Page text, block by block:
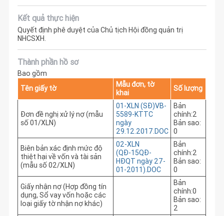
Kết quả thực hiện
Quyết định phê duyệt của Chủ tịch Hội đồng quản trị
NHCSXH.
Thành phần hồ sơ
Bao gồm
Tên giấy tờ
Mẫu đơn, tờ
khai
Số lượng
Đơn đề nghị xử lý nợ (mẫu
số 01/XLN)
01-XLN (SĐ)VB-
5589-KTTC
ngày
29.12.2017.DOC
Bản
chính:2
Bản sao:
0
Biên bản xác định mức độ
thiệt hại về vốn và tài sản
(mẫu số 02/XLN)
02-XLN
(QĐ-15QĐ-
HĐQT ngày 27-
01-2011).DOC
Bản
chính:2
Bản sao:
0
Giấy nhận nợ (Hợp đồng tín
dụng, Sổ vay vốn hoặc các
loại giấy tờ nhận nợ khác)
Bản
chính:0
Bản sao:
2